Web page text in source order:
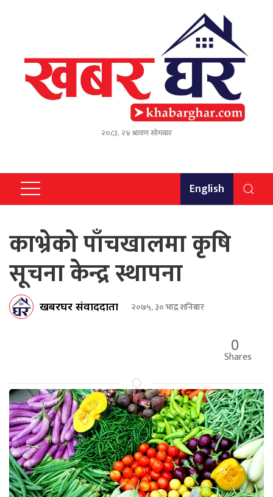
२०८३, २४ श्रावण सोमबार
English
काभ्रेको पाँचखालमा कृषि
सूचना केन्द्र स्थापना
खबरघर संवाददाता २०७५, ३० भाद्र शनिबार
0
Shares